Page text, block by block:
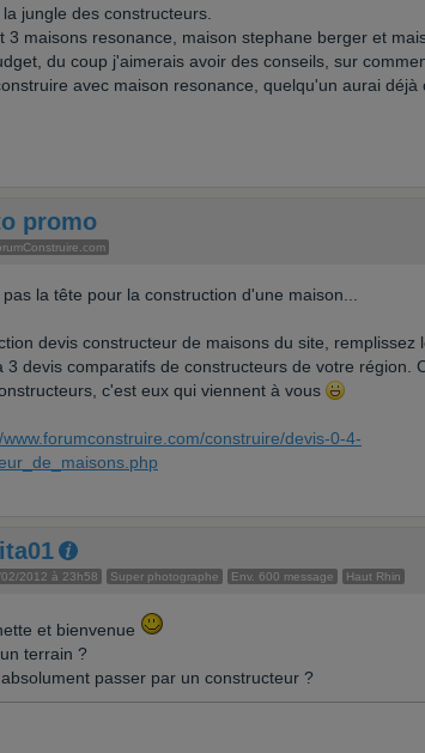
jungle des constructeurs.
3 maisons resonance, maison stephane berger et
du coup j'aimerais avoir des conseils, sur
avec maison resonance, quelqu'un aurai déjà
promo
la tête pour la construction d'une maison...
devis constructeur de maisons du site, remplissez
3 devis comparatifs de constructeurs de votre région.
c'est eux qui viennent à vous
www.forumconstruire.com/construire/devis-0-4-
2012 à 23h58 Super photographe Env. 600 message Haut Rhin
et bienvenue
terrain ?
passer par un constructeur ?